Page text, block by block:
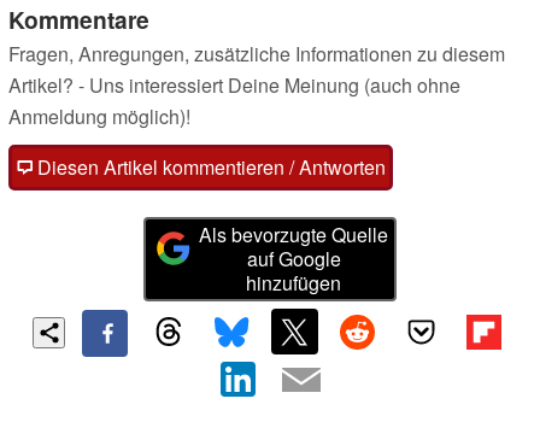
Kommentare
Fragen, Anregungen, zusätzliche Informationen zu diesem
Artikel? - Uns interessiert Deine Meinung (auch ohne
Anmeldung möglich)!
Diesen Artikel kommentieren / Antworten
Als bevorzugte Quelle
auf Google
hinzufügen